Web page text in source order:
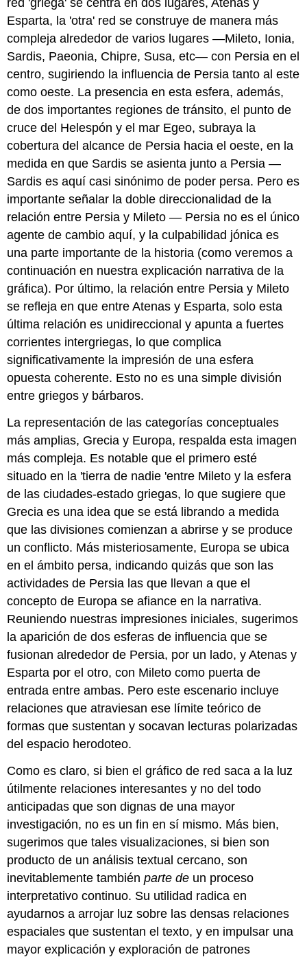
red 'griega' se centra en dos lugares, Atenas y
Esparta, la 'otra' red se construye de manera más
compleja alrededor de varios lugares —Mileto, Ionia,
Sardis, Paeonia, Chipre, Susa, etc— con Persia en el
centro, sugiriendo la influencia de Persia tanto al este
como oeste. La presencia en esta esfera, además,
de dos importantes regiones de tránsito, el punto de
cruce del Helespón y el mar Egeo, subraya la
cobertura del alcance de Persia hacia el oeste, en la
medida en que Sardis se asienta junto a Persia —
Sardis es aquí casi sinónimo de poder persa. Pero es
importante señalar la doble direccionalidad de la
relación entre Persia y Mileto — Persia no es el único
agente de cambio aquí, y la culpabilidad jónica es
una parte importante de la historia (como veremos a
continuación en nuestra explicación narrativa de la
gráfica). Por último, la relación entre Persia y Mileto
se refleja en que entre Atenas y Esparta, solo esta
última relación es unidireccional y apunta a fuertes
corrientes intergriegas, lo que complica
significativamente la impresión de una esfera
opuesta coherente. Esto no es una simple división
entre griegos y bárbaros.
La representación de las categorías conceptuales
más amplias, Grecia y Europa, respalda esta imagen
más compleja. Es notable que el primero esté
situado en la 'tierra de nadie 'entre Mileto y la esfera
de las ciudades-estado griegas, lo que sugiere que
Grecia es una idea que se está librando a medida
que las divisiones comienzan a abrirse y se produce
un conflicto. Más misteriosamente, Europa se ubica
en el ámbito persa, indicando quizás que son las
actividades de Persia las que llevan a que el
concepto de Europa se afiance en la narrativa.
Reuniendo nuestras impresiones iniciales, sugerimos
la aparición de dos esferas de influencia que se
fusionan alrededor de Persia, por un lado, y Atenas y
Esparta por el otro, con Mileto como puerta de
entrada entre ambas. Pero este escenario incluye
relaciones que atraviesan ese límite teórico de
formas que sustentan y socavan lecturas polarizadas
del espacio herodoteo.
Como es claro, si bien el gráfico de red saca a la luz
útilmente relaciones interesantes y no del todo
anticipadas que son dignas de una mayor
investigación, no es un fin en sí mismo. Más bien,
sugerimos que tales visualizaciones, si bien son
producto de un análisis textual cercano, son
inevitablemente tambiénparte de un proceso
interpretativo continuo. Su utilidad radica en
ayudarnos a arrojar luz sobre las densas relaciones
espaciales que sustentan el texto, y en impulsar una
mayor explicación y exploración de patrones